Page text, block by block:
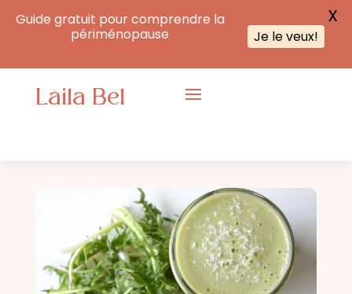
Laila Bel
Guide gratuit pour comprendre la
périménopause
Je le veux!
X